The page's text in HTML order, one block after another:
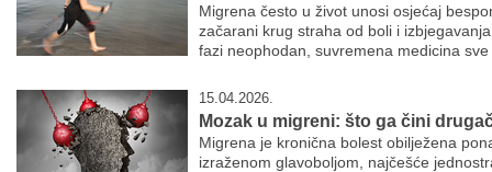
Migrena često u život unosi osjećaj
začarani krug straha od boli i
fazi neophodan, suvremena medicina
15.04.2026.
Mozak u migreni: što ga čini
Migrena je kronična bolest obilježena
izraženom glavoboljom, najčešće